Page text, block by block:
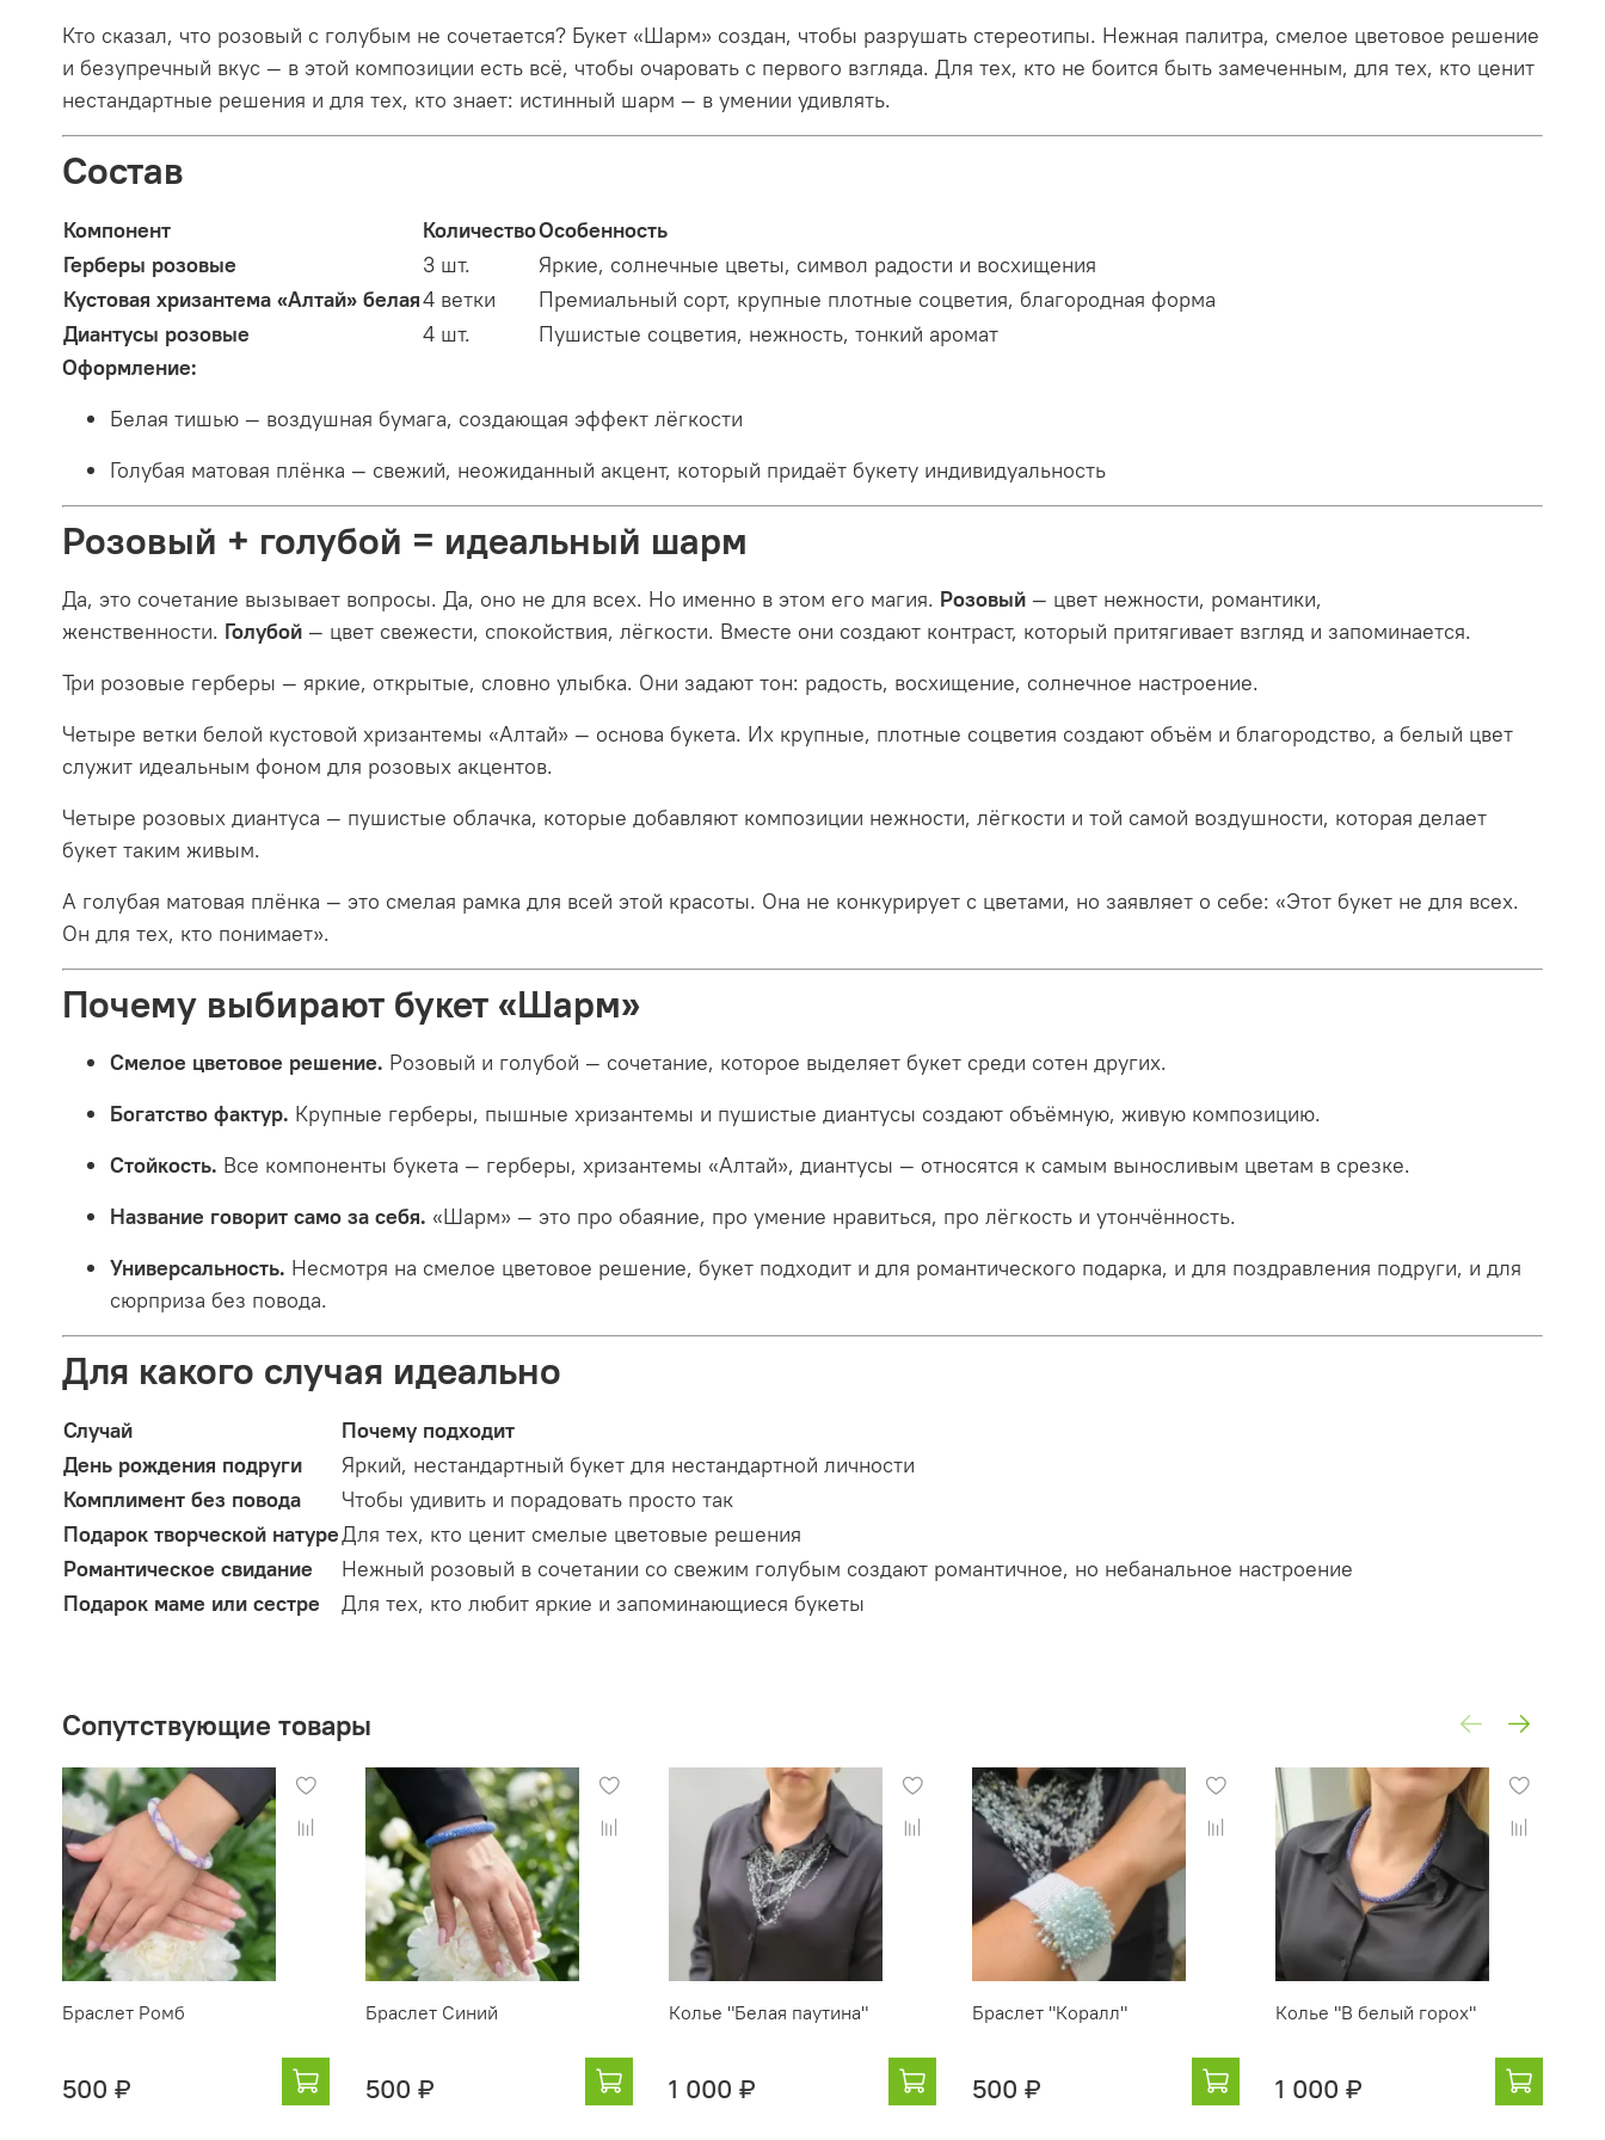
Кто сказал, что розовый с голубым не сочетается? Букет «Шарм» создан, чтобы разрушать стереотипы. Нежная палитра, смелое цветовое решение
и безупречный вкус — в этой композиции есть всё, чтобы очаровать с первого взгляда. Для тех, кто не боится быть замеченным, для тех, кто ценит
нестандартные решения и для тех, кто знает: истинный шарм — в умении удивлять.
Состав
Компонент КоличествоОсобенность
Герберы розовые
3 шт.
Яркие, солнечные цветы, символ радости и восхищения
Кустовая хризантема «Алтай» белая4 ветки
Премиальный сорт, крупные плотные соцветия, благородная форма
Диантусы розовые
4 шт.
Пушистые соцветия, нежность, тонкий аромат
Оформление:
Белая тишью — воздушная бумага, создающая эффект лёгкости
Голубая матовая плёнка — свежий, неожиданный акцент, который придаёт букету индивидуальность
Розовый + голубой = идеальный шарм
Да, это сочетание вызывает вопросы. Да, оно не для всех. Но именно в этом его магия. Розовый — цвет нежности, романтики,
женственности. Голубой — цвет свежести, спокойствия, лёгкости. Вместе они создают контраст, который притягивает взгляд и запоминается.
Три розовые герберы — яркие, открытые, словно улыбка. Они задают тон: радость, восхищение, солнечное настроение.
Четыре ветки белой кустовой хризантемы «Алтай» — основа букета. Их крупные, плотные соцветия создают объём и благородство, а белый цвет
служит идеальным фоном для розовых акцентов.
Четыре розовых диантуса — пушистые облачка, которые добавляют композиции нежности, лёгкости и той самой воздушности, которая делает
букет таким живым.
А голубая матовая плёнка — это смелая рамка для всей этой красоты. Она не конкурирует с цветами, но заявляет о себе: «Этот букет не для всех.
Он для тех, кто понимает».
Почему выбирают букет «Шарм»
Смелое цветовое решение. Розовый и голубой — сочетание, которое выделяет букет среди сотен других.
Богатство фактур. Крупные герберы, пышные хризантемы и пушистые диантусы создают объёмную, живую композицию.
Стойкость. Все компоненты букета — герберы, хризантемы «Алтай», диантусы — относятся к самым выносливым цветам в срезке.
Название говорит само за себя. «Шарм» — это про обаяние, про умение нравиться, про лёгкость и утончённость.
Универсальность. Несмотря на смелое цветовое решение, букет подходит и для романтического подарка, и для поздравления подруги, и для
сюрприза без повода.
Для какого случая идеально
Случай
Почему подходит
День рождения подруги
Яркий, нестандартный букет для нестандартной личности
Комплимент без повода
Чтобы удивить и порадовать просто так
Подарок творческой натуреДля тех, кто ценит смелые цветовые решения
Романтическое свидание
Нежный розовый в сочетании со свежим голубым создают романтичное, но небанальное настроение
Подарок маме или сестре
Для тех, кто любит яркие и запоминающиеся букеты
Сопутствующие товары
Браслет Ромб
500 ₽
Браслет Синий
500 ₽
Колье "Белая паутина"
1 000 ₽
Браслет "Коралл"
500 ₽
Колье "В белый горох"
1 000 ₽